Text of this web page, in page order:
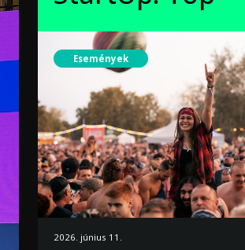
Események
2026. június 11.